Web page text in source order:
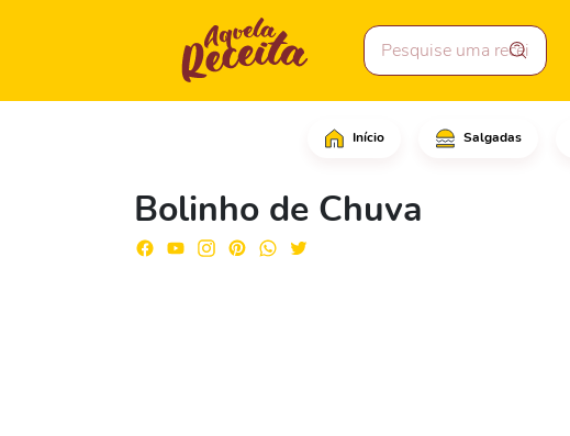
Início Salgadas
Bolinho de Chuva
Em um refratário,